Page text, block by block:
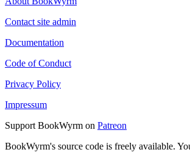
Contact site admin
Documentation
Code of Conduct
Privacy Policy
Impressum
Support BookWyrm on Patreon
BookWyrm's source code is freely available.